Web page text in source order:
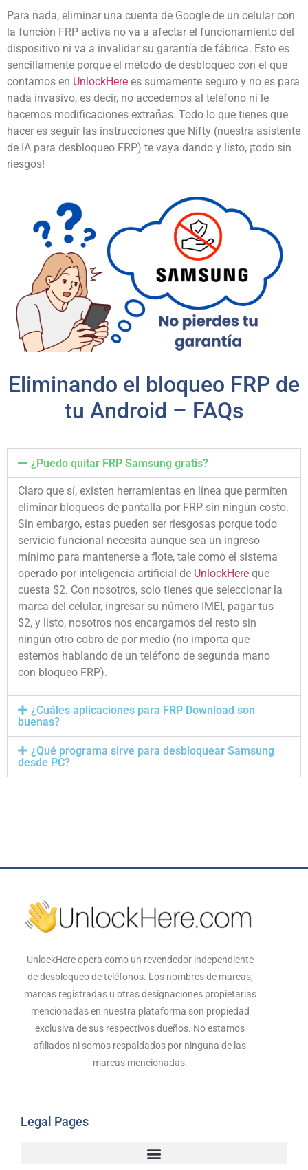
Para nada, eliminar una cuenta de Google de un celular con
la función FRP activa no va a afectar el funcionamiento del
dispositivo ni va a invalidar su garantía de fábrica. Esto es
sencillamente porque el método de desbloqueo con el que
contamos en UnlockHere es sumamente seguro y no es para
nada invasivo, es decir, no accedemos al teléfono ni le
hacemos modificaciones extrañas. Todo lo que tienes que
hacer es seguir las instrucciones que Nifty (nuestra asistente
de IA para desbloqueo FRP) te vaya dando y listo, ¡todo sin
riesgos!
Eliminando el bloqueo FRP de
tu Android – FAQs
¿Puedo quitar FRP Samsung gratis?
Claro que sí, existen herramientas en línea que permiten
eliminar bloqueos de pantalla por FRP sin ningún costo.
Sin embargo, estas pueden ser riesgosas porque todo
servicio funcional necesita aunque sea un ingreso
mínimo para mantenerse a flote, tale como el sistema
operado por inteligencia artificial de UnlockHere que
cuesta $2. Con nosotros, solo tienes que seleccionar la
marca del celular, ingresar su número IMEI, pagar tus
$2, y listo, nosotros nos encargamos del resto sin
ningún otro cobro de por medio (no importa que
estemos hablando de un teléfono de segunda mano
con bloqueo FRP).
¿Cuáles aplicaciones para FRP Download son
buenas?
¿Qué programa sirve para desbloquear Samsung
desde PC?
UnlockHere opera como un revendedor independiente
de desbloqueo de teléfonos. Los nombres de marcas,
marcas registradas u otras designaciones propietarias
mencionadas en nuestra plataforma son propiedad
exclusiva de sus respectivos dueños. No estamos
afiliados ni somos respaldados por ninguna de las
marcas mencionadas.
Legal Pages